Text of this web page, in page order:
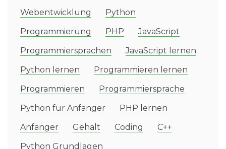
Webentwicklung
Python
Programmierung
PHP
JavaScript
Programmiersprachen
JavaScript lernen
Python lernen
Programmieren lernen
Programmieren
Programmiersprache
Python für Anfänger
PHP lernen
Anfänger
Gehalt Coding
C++
Python Grundlagen